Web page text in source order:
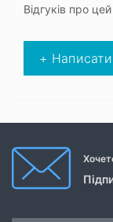
Відгуків про
+ Написати